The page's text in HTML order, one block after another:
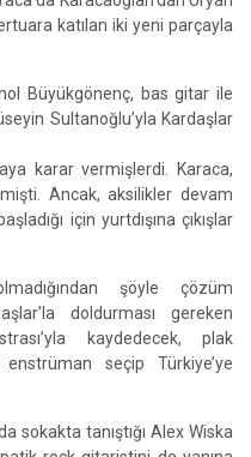
katılan iki yeni parçayla
Büyükgönenç, bas gitar ile
Sultanoğlu’yla Kardaşlar
karar vermişlerdi. Karaca,
Ancak, aksilikler devam
için yurtdışına çıkışlar
şöyle çözüm
doldurması gereken
kaydedecek, plak
seçip Türkiye’ye
sokakta tanıştığı Alex Wiska